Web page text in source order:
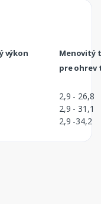
výkon
Menovitý
pre ohrev
2,9 - 26,8
2,9 - 31,1
2,9 -34,2